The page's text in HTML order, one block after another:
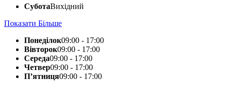
СуботаВихідний
Показати Більше
Понеділок09:00 - 17:00
Вівторок09:00 - 17:00
Середа09:00 - 17:00
Четвер09:00 - 17:00
П’ятниця09:00 - 17:00